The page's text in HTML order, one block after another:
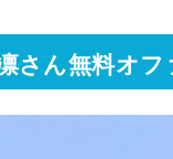
さん無料オフ